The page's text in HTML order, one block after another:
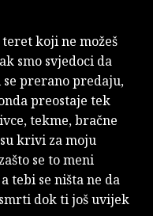
koji ne možeš
smo svjedoci da
prerano predaju,
preostaje tek
tekme, bračne
krivi za moju
se to meni
tebi se ništa ne da
dok ti još uvijek